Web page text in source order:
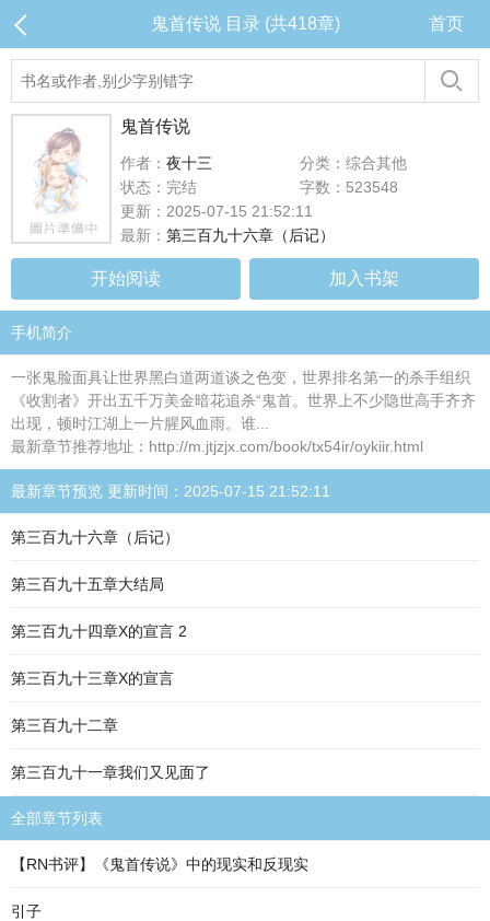
鬼首传说 目录 (共418章) 首页
鬼首传说
作者： 夜十三
分类：综合其他
状态：完结
字数：523548
更新：2025-07-15 21:52:11
最新： 第三百九十六章（后记）
开始阅读 加入书架
手机简介
一张鬼脸面具让世界黑白道两道谈之色变，世界排名第一的杀手组织
《收割者》开出五千万美金暗花追杀“鬼首。世界上不少隐世高手齐齐
出现，顿时江湖上一片腥风血雨。谁...
最新章节推荐地址：http://m.jtjzjx.com/book/tx54ir/oykiir.html
最新章节预览 更新时间：2025-07-15 21:52:11
第三百九十六章（后记）
第三百九十五章大结局
第三百九十四章X的宣言 2
第三百九十三章X的宣言
第三百九十二章
第三百九十一章我们又见面了
全部章节列表
【RN书评】《鬼首传说》中的现实和反现实
引子